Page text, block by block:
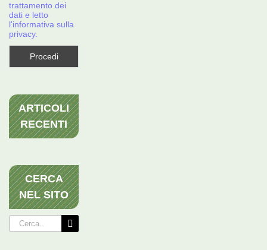
trattamento dei
dati e letto
l'informativa sulla
privacy.
ARTICOLI
RECENTI
CERCA
NEL SITO
Cerca
per: